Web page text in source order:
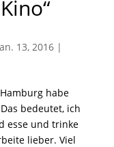
13, 2016|
habe
bedeutet, ich
esse und trinke
lieber. Viel